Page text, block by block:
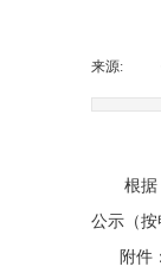
来源:
根据
公示（按
附件